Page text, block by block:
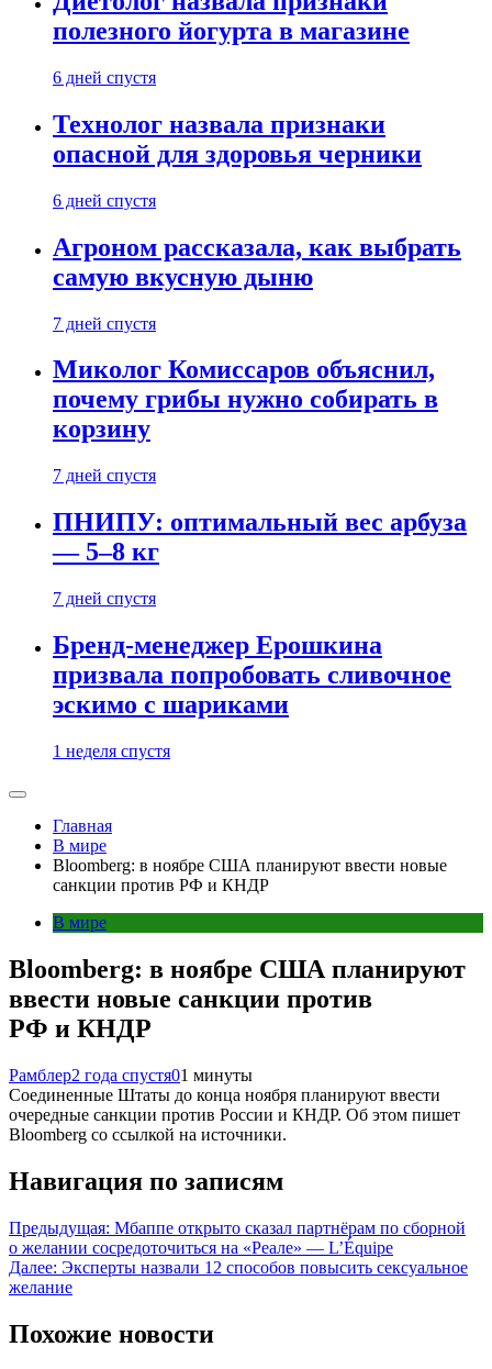
полезного йогурта в магазине
6 дней спустя
Технолог назвала признаки
опасной для здоровья черники
6 дней спустя
Агроном рассказала, как выбрать
самую вкусную дыню
7 дней спустя
Миколог Комиссаров объяснил,
почему грибы нужно собирать в
корзину
7 дней спустя
ПНИПУ: оптимальный вес арбуза
— 5–8 кг
7 дней спустя
Бренд-менеджер Ерошкина
призвала попробовать сливочное
эскимо с шариками
1 неделя спустя
Главная
В мире
Bloomberg: в ноябре США планируют ввести новые
санкции против РФ и КНДР
В мире
Bloomberg: в ноябре США планируют
ввести новые санкции против
РФ и КНДР
Рамблер2 года спустя01 минуты
Соединенные Штаты до конца ноября планируют ввести
очередные санкции против России и КНДР. Об этом пишет
Bloomberg со ссылкой на источники.
Навигация по записям
Предыдущая: Мбаппе открыто сказал партнёрам по сборной
о желании сосредоточиться на «Реале» — L’Équipe
Далее: Эксперты назвали 12 способов повысить сексуальное
желание
Похожие новости